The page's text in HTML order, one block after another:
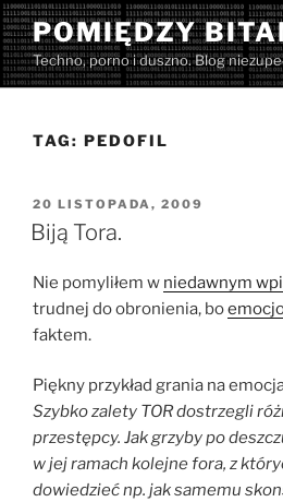
Przejdź
do
treści
POMIĘDZY
Techno, porno i duszno. Blog
TAG: PEDOFIL
OPUBLIKOWANE
W
20 LISTOPADA, 2009
Biją Tora.
Nie pomyliłem w niedawnym
trudnej do obronienia, bo
faktem.
Piękny przykład grania na
Szybko zalety TOR dostrzegli
przestępcy. Jak grzyby po
w jej ramach kolejne fora, z
dowiedzieć np. jak samemu